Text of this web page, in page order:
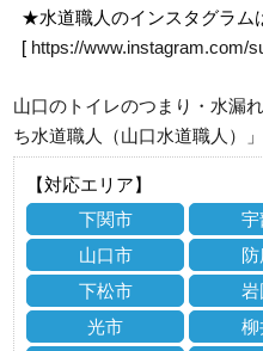
★水道職人のインスタグラム
[ https://www.instagram.com/
山口のトイレのつまり・水漏
ち水道職人（山口水道職人）」
【対応エリア】
下関市
宇
山口市
下松市
岩
光市
柳